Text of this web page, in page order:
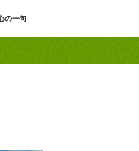
の一句